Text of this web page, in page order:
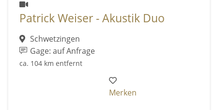
Patrick Weiser - Akustik Duo
Schwetzingen
Gage: auf Anfrage
ca. 104 km entfernt
Merken